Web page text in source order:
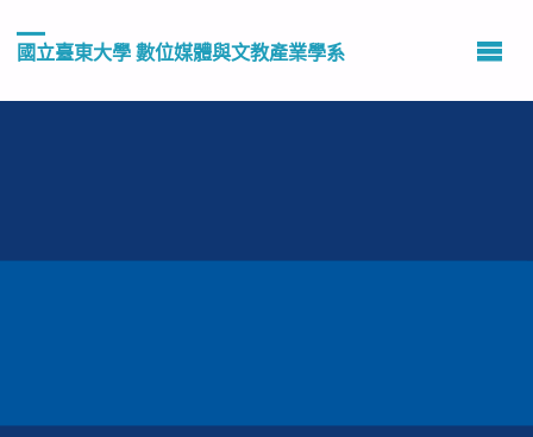
國立臺東大學 數位媒體與文教產業學系